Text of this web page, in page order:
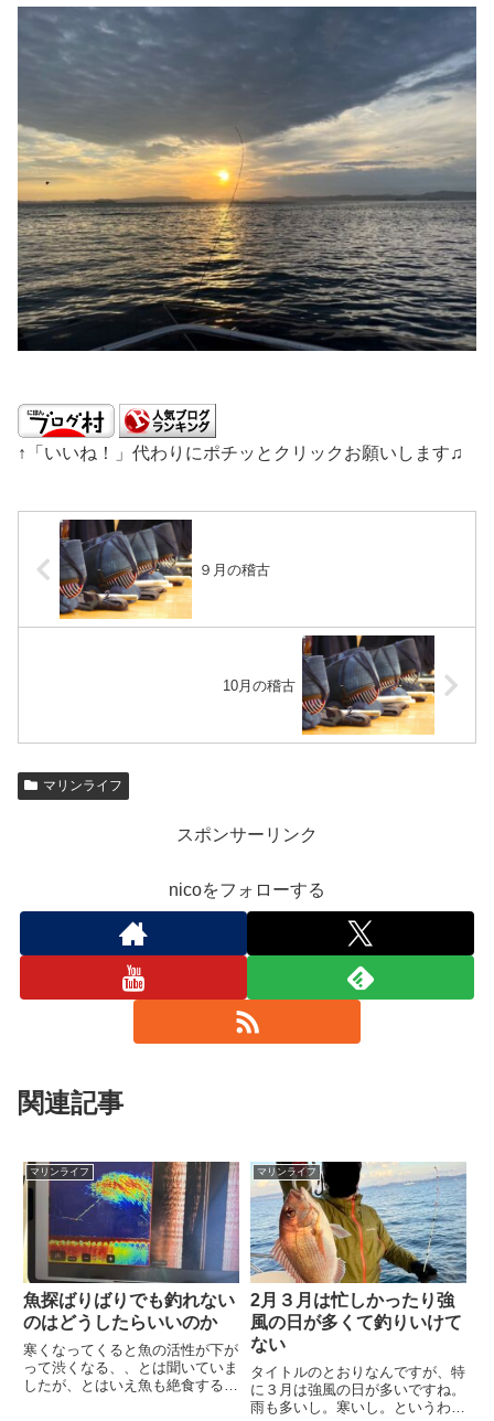
↑「いいね！」代わりにポチッとクリックお願いします♫
９月の稽古
10月の稽古
マリンライフ
スポンサーリンク
nicoをフォローする
関連記事
マリンライフ
魚探ばりばりでも釣れない
のはどうしたらいいのか
寒くなってくると魚の活性が下が
って渋くなる、、とは聞いていま
したが、とはいえ魚も絶食するわ
マリンライフ
2月３月は忙しかったり強
風の日が多くて釣りいけて
ない
タイトルのとおりなんですが、特
に３月は強風の日が多いですね。
雨も多いし。寒いし。というわけ